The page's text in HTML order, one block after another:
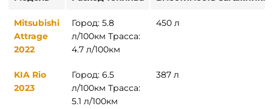
Mitsubishi
Attrage
2022
Город: 5.8
л/100км Трасса:
4.7 л/100км
450 л
KIA Rio
2023
Город: 6.5
л/100км Трасса:
5.1 л/100км
387 л